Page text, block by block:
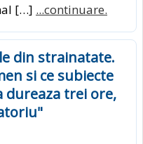
[…] ...continuare.
din strainatate.
si ce subiecte
dureaza trei ore,